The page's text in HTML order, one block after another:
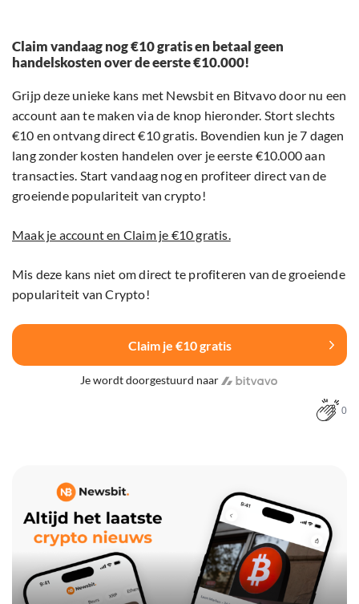
Claim vandaag nog €10 gratis en betaal geen
handelskosten over de eerste €10.000!
Grijp deze unieke kans met Newsbit en Bitvavo door nu een
account aan te maken via de knop hieronder. Stort slechts
€10 en ontvang direct €10 gratis. Bovendien kun je 7 dagen
lang zonder kosten handelen over je eerste €10.000 aan
transacties. Start vandaag nog en profiteer direct van de
groeiende populariteit van crypto!
Maak je account en Claim je €10 gratis.
Mis deze kans niet om direct te profiteren van de groeiende
populariteit van Crypto!
Claim je €10 gratis
Je wordt doorgestuurd naar
0